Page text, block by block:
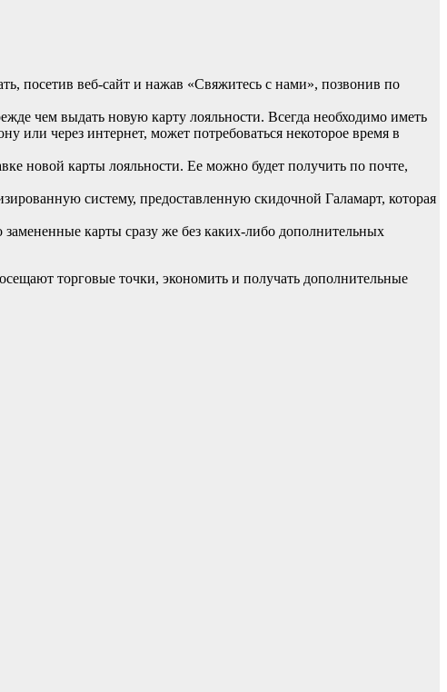
посетив веб-сайт и нажав «Свяжитесь с нами», позвонив по
чем выдать новую карту лояльности. Всегда необходимо иметь
или через интернет, может потребоваться некоторое время в
новой карты лояльности. Ее можно будет получить по почте,
систему, предоставленную скидочной Галамарт, которая
карты сразу же без каких-либо дополнительных
торговые точки, экономить и получать дополнительные